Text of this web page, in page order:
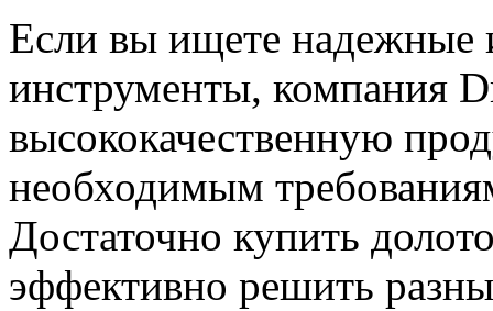
Если вы ищете надежные
инструменты, компания
высококачественную
необходимым
Достаточно купить
эффективно решить